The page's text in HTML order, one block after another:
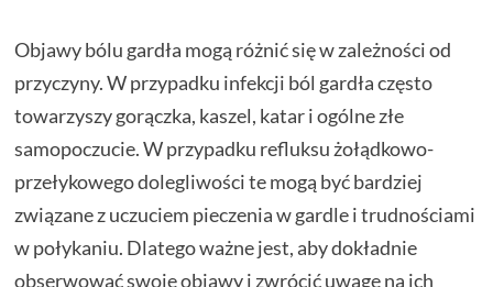
Objawy bólu gardła mogą różnić się w zależności od
przyczyny. W przypadku infekcji ból gardła często
towarzyszy gorączka, kaszel, katar i ogólne złe
samopoczucie. W przypadku refluksu żołądkowo-
przełykowego dolegliwości te mogą być bardziej
związane z uczuciem pieczenia w gardle i trudnościami
w połykaniu. Dlatego ważne jest, aby dokładnie
obserwować swoje objawy i zwrócić uwagę na ich